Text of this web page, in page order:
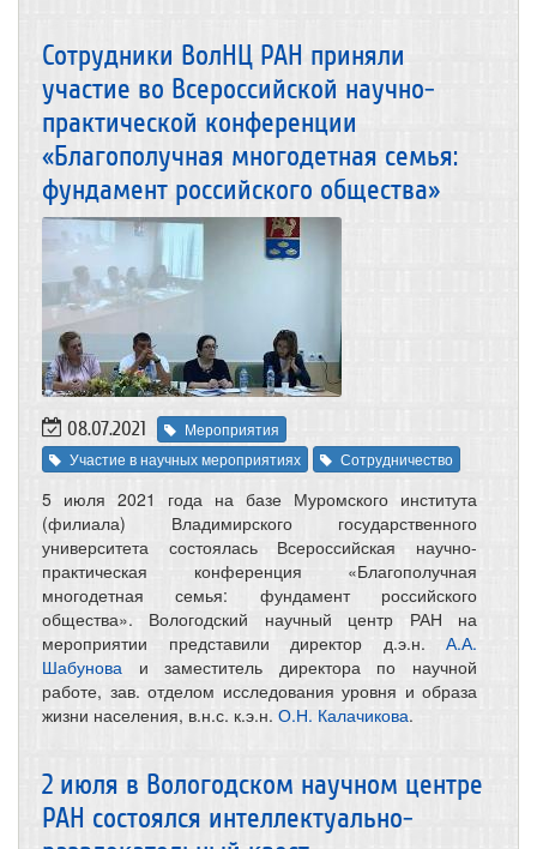
Сотрудники ВолНЦ РАН приняли
участие во Всероссийской научно-
практической конференции
«Благополучная многодетная семья:
фундамент российского общества»
08.07.2021
Мероприятия
Участие в научных мероприятиях
Сотрудничество
5 июля 2021 года на базе Муромского института
(филиала) Владимирского государственного
университета состоялась Всероссийская научно-
практическая конференция «Благополучная
многодетная семья: фундамент российского
общества». Вологодский научный центр РАН на
мероприятии представили директор д.э.н. А.А.
Шабунова и заместитель директора по научной
работе, зав. отделом исследования уровня и образа
жизни населения, в.н.с. к.э.н. О.Н. Калачикова.
2 июля в Вологодском научном центре
РАН состоялся интеллектуально-